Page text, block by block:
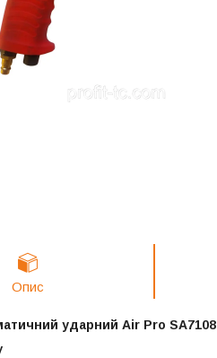
Опис
ударний Air Pro SA7108